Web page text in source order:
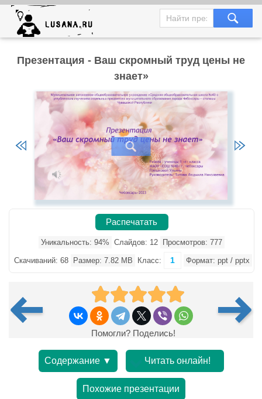
Презентация - Ваш скромный труд цены не
знает»
Распечатать
Уникальность: 94% Слайдов: 12 Просмотров: 777
Скачиваний: 68 Размер: 7.82 MB Класс: 1 Формат: ppt / pptx
Помогли? Поделись!
Содержание ▼ Читать онлайн!
Похожие презентации